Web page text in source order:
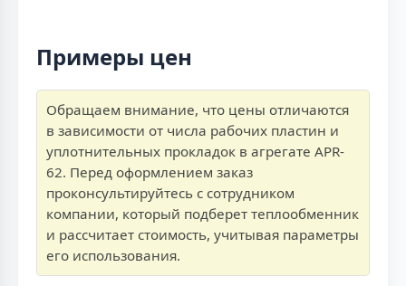
Примеры цен
Обращаем внимание, что цены отличаются
в зависимости от числа рабочих пластин и
уплотнительных прокладок в агрегате APR-
62. Перед оформлением заказ
проконсультируйтесь с сотрудником
компании, который подберет теплообменник
и рассчитает стоимость, учитывая параметры
его использования.